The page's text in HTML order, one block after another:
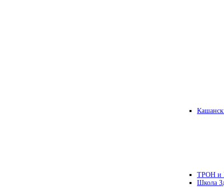
ТРОН и
Школа